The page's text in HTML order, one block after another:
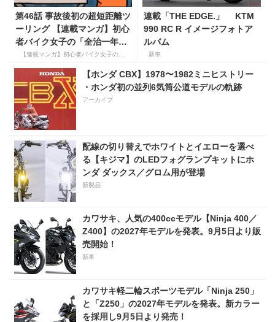
第46話 事故後初の超短距離ツ
ーリング 【連載マンガ】初心
者バイク女子の「全治一年」
から始める起死回生日記
連載「THE EDGE.」 KTM
990 RC R イメージフォトア
ルバム
新車
【ホンダ CBX】1978〜1982ミニヒストリー
・ホンダ初の並列6気筒公道モデルの軌跡
アーカイブ
配線の切り替えでホワイトとイエローを選べ
る【キジマ】のLEDフォグランプキットにホ
ンダ ダックス／グロム用が登場
新製品
カワサキ、人気の400ccモデル【Ninja 400／
Z400】の2027年モデルを発表。9月5日より販
売開始！
新車
カワサキ軽二輪スポーツモデル「Ninja 250」
と「Z250」の2027年モデルを発表。新カラー
を採用し9月5日より発売！